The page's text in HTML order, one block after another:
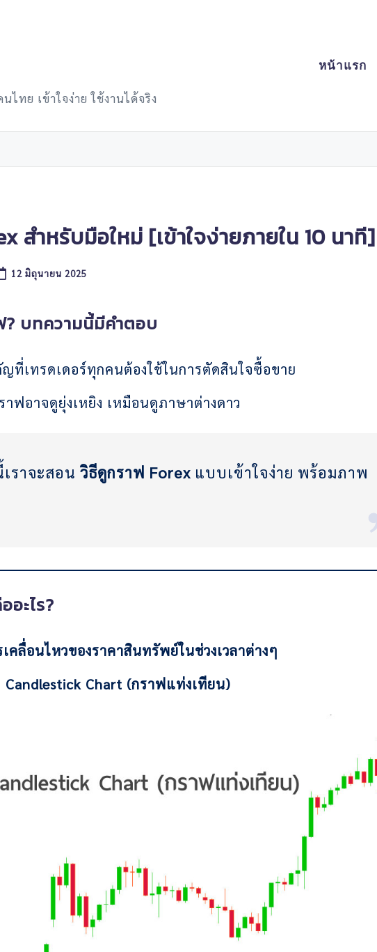
ทย เข้าใจง่าย ใช้งานได้จริง
หน้าแรก
สำหรับมือใหม่ [เข้าใจง่ายภายใน 10 นาที]
12 มิถุนายน 2025
บทความนี้มีคำตอบ
ที่เทรดเดอร์ทุกคนต้องใช้ในการตัดสินใจซื้อขาย
ฟอาจดูยุ่งเหยิง เหมือนดูภาษาต่างดาว
ราจะสอนวิธีดูกราฟ Forex แบบเข้าใจง่าย พร้อมภาพ
อะไร?
ลื่อนไหวของราคาสินทรัพย์ในช่วงเวลาต่างๆ
Candlestick Chart (กราฟแท่งเทียน)